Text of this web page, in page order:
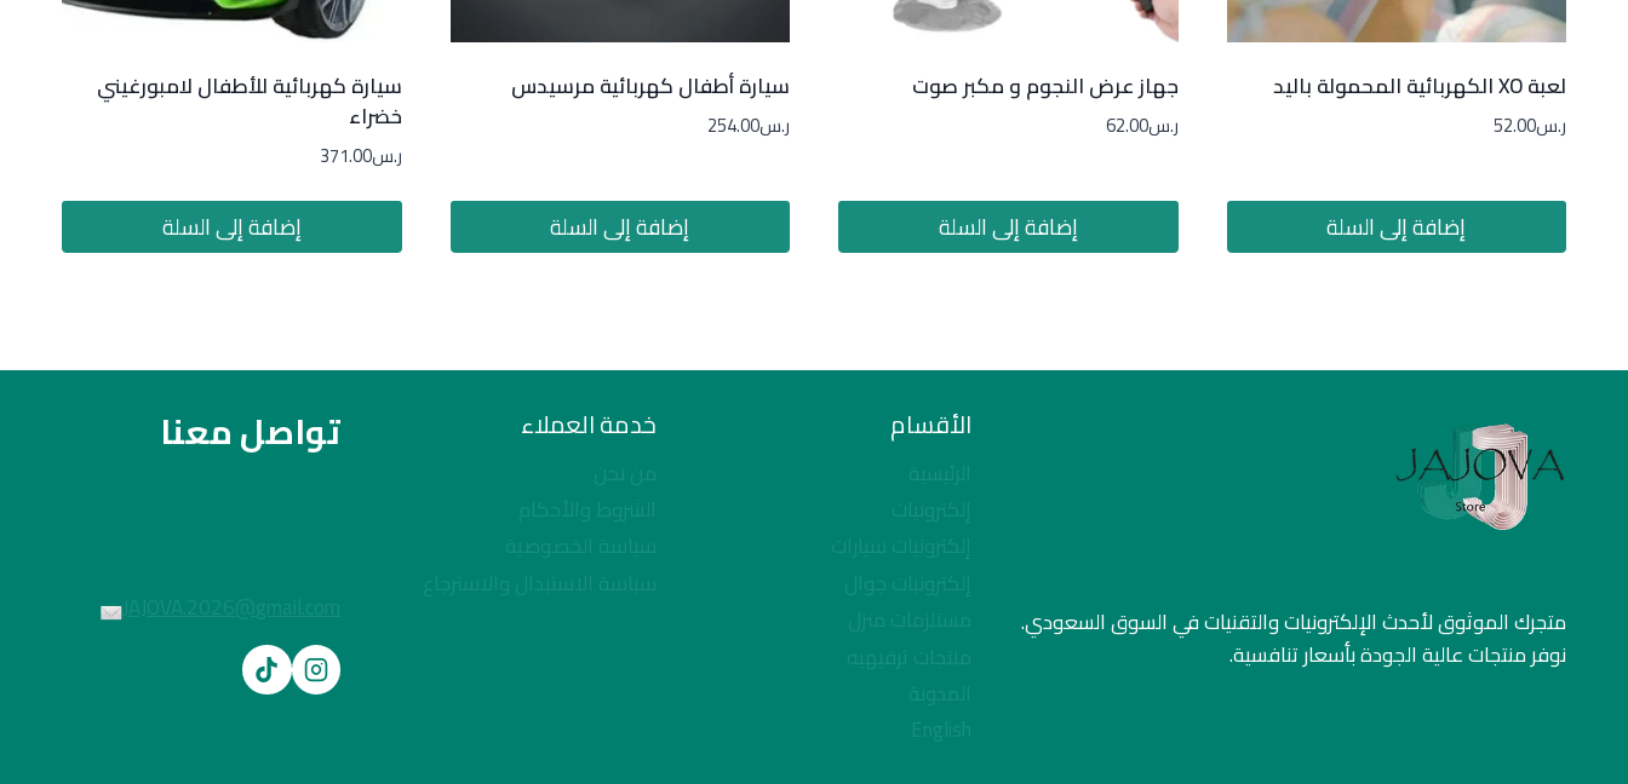
لعبة XO الكهربائية المحمولة باليد
ر.س52.00
إضافة إلى السلة
جهاز عرض النجوم و مكبر صوت
ر.س62.00
إضافة إلى السلة
سيارة أطفال كهربائية مرسيدس
ر.س254.00
إضافة إلى السلة
سيارة كهربائية للأطفال لامبورغيني
خضراء
ر.س371.00
إضافة إلى السلة
متجرك الموثوق لأحدث الإلكترونيات والتقنيات في السوق السعودي.
نوفر منتجات عالية الجودة بأسعار تنافسية.
الأقسام
الرئيسية
إلكترونيات
إلكترونيات سيارات
إلكترونيات جوال
مستلزمات منزل
منتجات ترفيهيه
المدونة
English
خدمة العملاء
من نحن
الشروط والأحكام
سياسة الخصوصية
سياسة الاستبدال والاسترجاع
تواصل معنا
JAJOVA.2026@gmail.com